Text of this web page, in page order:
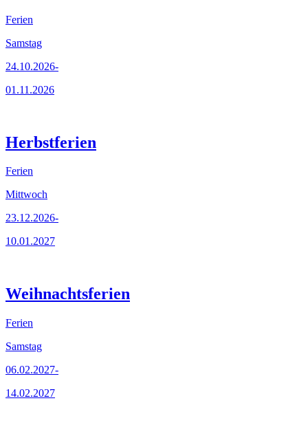
Ferien
Samstag
24.10.2026-
01.11.2026
Herbstferien
Ferien
Mittwoch
23.12.2026-
10.01.2027
Weihnachtsferien
Ferien
Samstag
06.02.2027-
14.02.2027